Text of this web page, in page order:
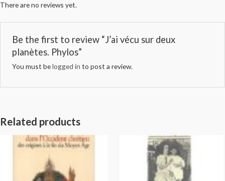
There are no reviews yet.
Be the first to review “J’ai vécu sur deux
planètes. Phylos”
You must belogged in to post a review.
Related products